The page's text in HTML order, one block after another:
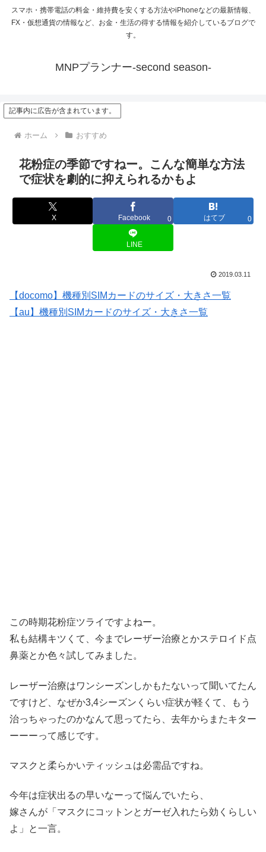
スマホ・携帯電話の料金・維持費を安くする方法やiPhoneなどの最新情報、
FX・仮想通貨の情報など、お金・生活の得する情報を紹介しているブログで
す。
MNPプランナー-second season-
記事内に広告が含まれています。
ホーム おすすめ
花粉症の季節ですねー。こんな簡単な方法
で症状を劇的に抑えられるかもよ
X Facebook 0 はてブ 0
LINE
2019.03.11
【docomo】機種別SIMカードのサイズ・大きさ一覧
【au】機種別SIMカードのサイズ・大きさ一覧
この時期花粉症ツライですよねー。
私も結構キツくて、今までレーザー治療とかステロイド点
鼻薬とか色々試してみました。
レーザー治療はワンシーズンしかもたないって聞いてたん
ですけど、なぜか3,4シーズンくらい症状が軽くて、もう
治っちゃったのかなんて思ってたら、去年からまたキター
ーーーって感じです。
マスクと柔らかいティッシュは必需品ですね。
今年は症状出るの早いなーって悩んでいたら、
嫁さんが「マスクにコットンとガーゼ入れたら効くらしい
よ」と一言。